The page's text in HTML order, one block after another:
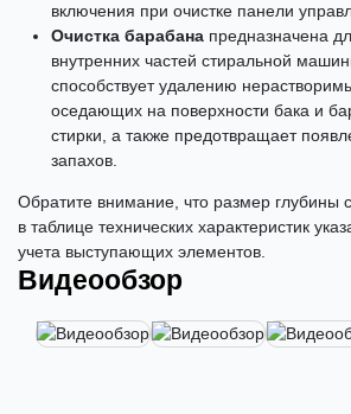
включения при очистке панели
Очистка барабана предназначена
внутренних частей стиральной
способствует удалению
оседающих на поверхности бака и
стирки, а также предотвращает
запахов.
Обратите внимание, что размер глубины
в таблице технических характеристик
учета выступающих элементов.
Видеообзор